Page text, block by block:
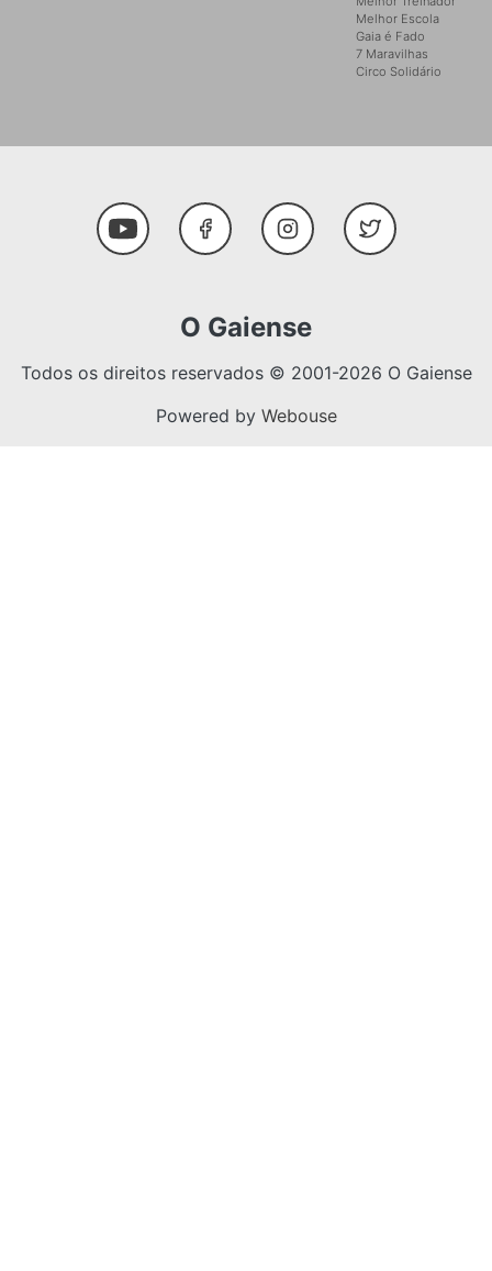
Melhor Escola
Gaia é Fado
7 Maravilhas
Circo Solidário
Social Media
Youtube FacebookInstagramTwitter
O Gaiense
Todos os direitos reservados © 2001-2026 O Gaiense
Powered by Webouse